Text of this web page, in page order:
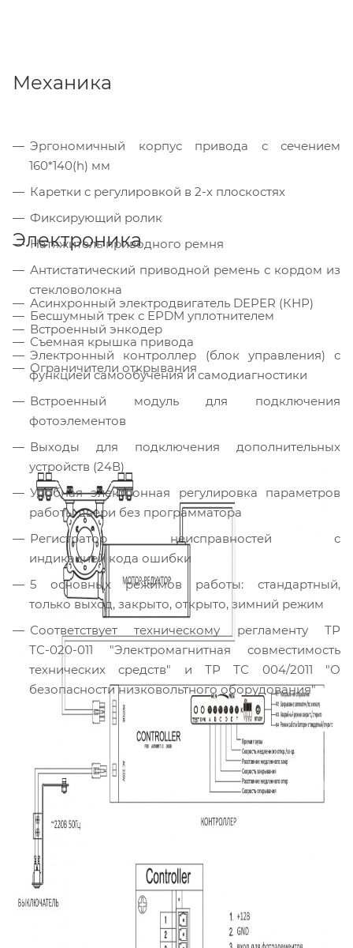
Механика
Эргономичный корпус привода с сечением
160*140(h) мм
Каретки с регулировкой в 2-х плоскостях
Фиксирующий ролик
Натяжитель приводного ремня
Антистатический приводной ремень с кордом из
стекловолокна
Бесшумный трек с EPDM уплотнителем
Съемная крышка привода
Ограничители открывания
Электроника
Асинхронный электродвигатель DEPER (КНР)
Встроенный энкодер
Электронный контроллер (блок управления) с
функцией самообучения и самодиагностики
Встроенный модуль для подключения
фотоэлементов
Выходы для подключения дополнительных
устройств (24В)
Удобная электронная регулировка параметров
работы двери без программатора
Регистратор неисправностей с
индикацией кода ошибки
5 основных режимов работы: стандартный,
только выход, закрыто, открыто, зимний режим
Соответствует техническому регламенту ТР
ТС-020-011 "Электромагнитная совместимость
технических средств" и ТР ТС 004/2011 "О
безопасности низковольтного оборудования"